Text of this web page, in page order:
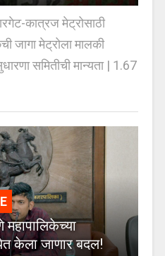
कात्रज मेट्रोसाठी
जागा मेट्रोला मालकी
समितीची मान्यता | 1.67
केला जाणार बदल!